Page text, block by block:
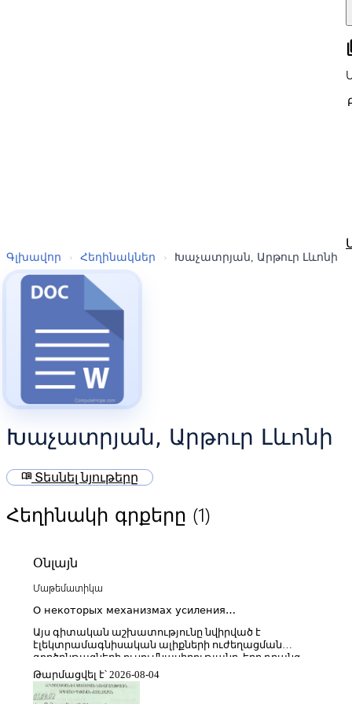
Գլխավոր › Հեղինակներ › Խաչատրյան, Արթուր Լևոնի
Խաչատրյան, Արթուր Լևոնի
menu_book Տեսնել նյութերը
Հեղինակի գրքերը (1)
Օնլայն
Մաթեմատիկա
О некоторых механизмах усиления
Այս գիտական աշխատությունը նվիրված է
էլեկտրամագնիսական ալիքների ուժեղացման
գործընթացների ուսումնասիրությանը, երբ դրանց
փոխազդեցությունը տեղի է ունենում էլեկտրոնային
փնջերի հետ։ Հետազոտության շրջանակում
վերլուծվում են այն ֆիզիկական մեխանիզմները,
Թարմացվել է՝ 2026-08-04